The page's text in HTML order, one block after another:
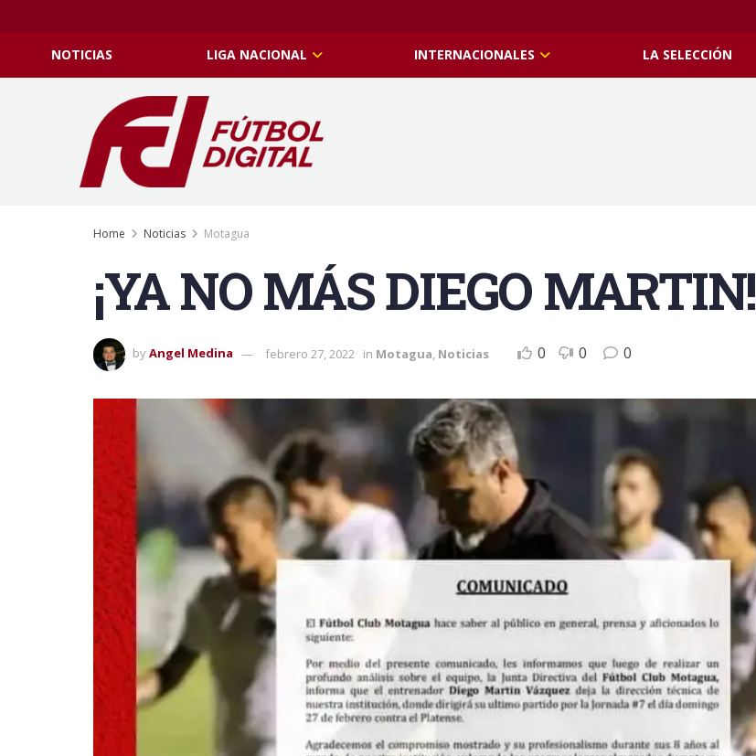
NOTICIAS LIGA NACIONAL INTERNACIONALES LA SELECCIÓN
Home Noticias Motagua
¡YA NO MÁS DIEGO MARTIN!
byAngel Medina febrero 27, 2022 in Motagua Noticias 0 0 0